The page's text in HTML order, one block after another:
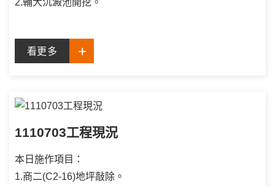
2.輔大沉澱池開挖。
看更多
1110703工程現況
本日施作項目：
1.商二(C2-16)地坪敲除。